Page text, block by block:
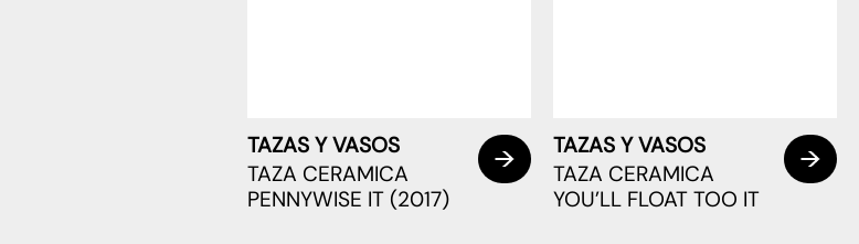
TAZAS Y VASOS
TAZA CERAMICA
PENNYWISE IT (2017)
TAZAS Y VASOS
TAZA CERAMICA
YOU’LL FLOAT TOO IT